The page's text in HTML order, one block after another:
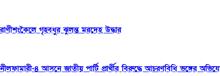
রাণীশংকৈলে গৃহবধুর ঝুলন্ত মরদেহ উদ্ধার
নীলফামারী-৪ আসনে জাতীয় পার্টি প্রার্থীর বিরুদ্ধে আচরণবিধি ভঙ্গের